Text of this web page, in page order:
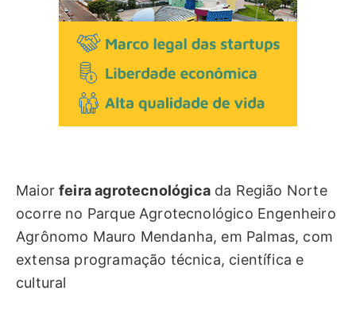
Maiorfeira agrotecnológicada Região Norte
ocorre no Parque Agrotecnológico Engenheiro
Agrônomo Mauro Mendanha, em Palmas, com
extensa programação técnica, científica e
cultural